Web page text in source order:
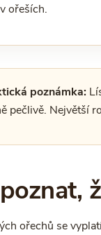
ořeších.
poznámka:
pečlivě. Největší
ořechů se